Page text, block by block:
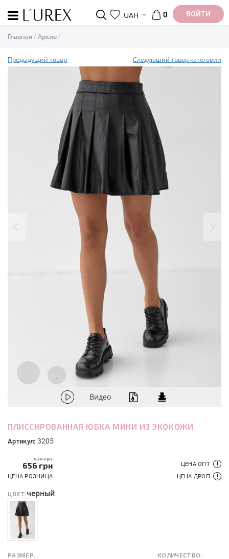
UAH 0 ВОЙТИ
Главная Архив
Предыдущий товар Следуюший товар категории
Видео
ПЛИССИРОВАННАЯ ЮБКА МИНИ ИЗ ЭКОКОЖИ
Артикул: 3205
820 грн
656 грн
ЦЕНА РОЗНИЦА
ЦЕНА ОПТ
ЦЕНА ДРОП
ЦВЕТ:черный
РАЗМЕР: КОЛИЧЕСТВО: